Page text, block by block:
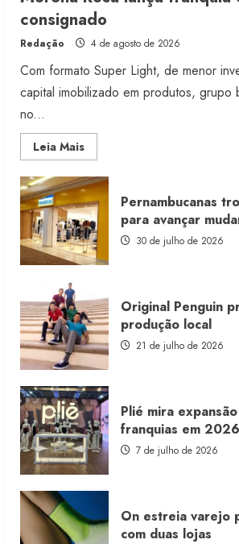
consignado
Redação 4 de agosto de 2026
Com formato Super Light, de menor
capital imobilizado em produtos, grupo
no...
Leia MaisRead
more
Morena
Rosa
lança
franquia
com
estoque
consignado
Pernambucanas
para avançar
30 de julho de 2026
Original Penguin
produção local
21 de julho de 2026
Plié mira
franquias em 2026
7 de julho de 2026
On estreia varejo
com duas lojas